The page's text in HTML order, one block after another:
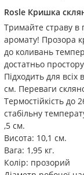
Rosle Кришка
Тримайте страву в
аромату! Прозора
до коливань
достатньо
Підходить для всіх
см. Переваги
Термостійкість до
стабільну
,5 см.
Висота: 10,1 см.
Вага: 1,95 кг.
Колір: прозорий